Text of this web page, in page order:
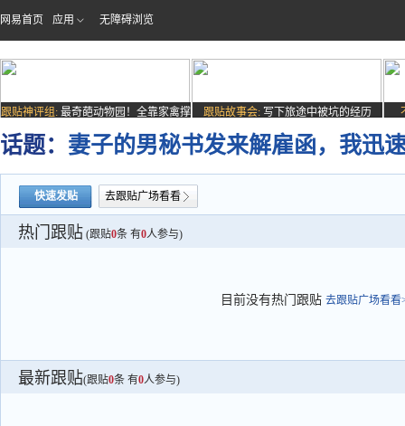
网易首页 应用 无障碍浏览
跟贴神评组: 最奇葩动物园！全靠家禽撑
场子
跟贴故事会: 写下旅途中被坑的经历
话题： 妻子的男秘书发来解雇函，我迅
快速发贴 去跟贴广场看看
热门跟贴 (跟贴0条 有0人参与)
目前没有热门跟贴 去跟贴广场看看
最新跟贴(跟贴0条 有0人参与)